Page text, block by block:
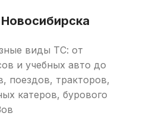
виды ТС: от
и учебных авто до
поездов, тракторов,
катеров, бурового